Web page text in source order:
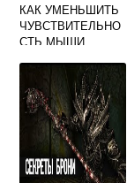
КАК УМЕНЬШИТЬ
ЧУВСТВИТЕЛЬНО
СТЬ МЫШИ